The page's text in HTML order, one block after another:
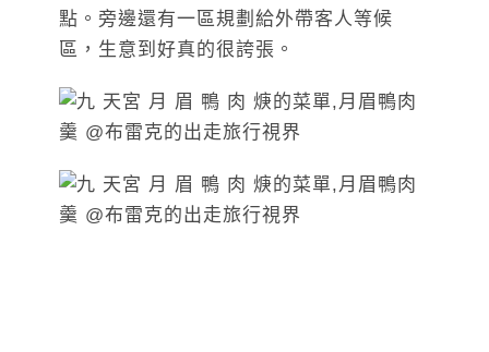
點。旁邊還有一區規劃給外帶客人等候
區，生意到好真的很誇張。